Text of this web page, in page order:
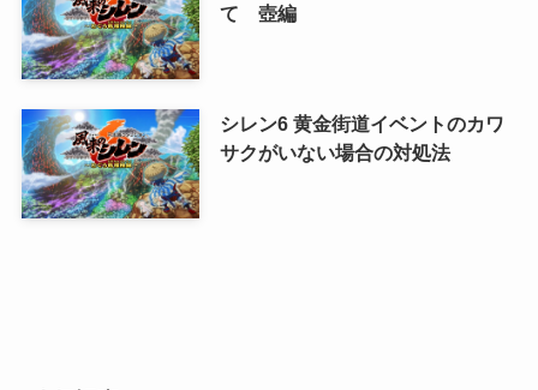
て 壺編
シレン6 黄金街道イベントのカワ
サクがいない場合の対処法